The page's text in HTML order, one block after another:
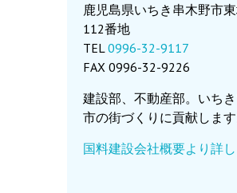
鹿児島県いちき串木野市
112番地
TEL0996-32-9117
FAX 0996-32-9226
建設部、不動産部。いち
市の街づくりに貢献します
国料建設会社概要より詳